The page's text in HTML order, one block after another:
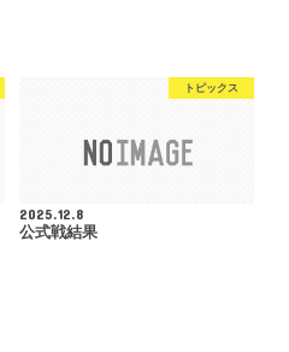
トピックス
2025.12.8
公式戦結果